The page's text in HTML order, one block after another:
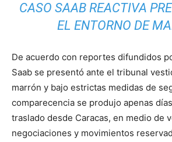
CASO SAAB REACTIVA
EL ENTORNO DE
De acuerdo con reportes difundidos
Saab se presentó ante el tribunal
marrón y bajo estrictas medidas de
comparecencia se produjo apenas
traslado desde Caracas, en medio de
negociaciones y movimientos